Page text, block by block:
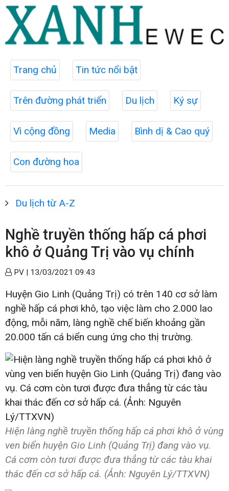
Trang chủ Tin tức nổi bật
Trên đường phát triển Du lịch Ký sự
Vì cộng đồng Media Bình dị & Cao quý
Con đường hoa
Du lịch từ A-Z
Nghề truyền thống hấp cá phơi
khô ở Quảng Trị vào vụ chính
PV | 13/03/2021 09:43
Huyện Gio Linh (Quảng Trị) có trên 140 cơ sở làm
nghề hấp cá phơi khô, tạo việc làm cho 2.000 lao
động, mỗi năm, làng nghề chế biến khoảng gần
20.000 tấn cá biển cung ứng cho thị trường.
Hiện làng nghề truyền thống hấp cá phơi khô ở vùng
ven biển huyện Gio Linh (Quảng Trị) đang vào vụ.
Cá cơm còn tươi được đưa thẳng từ các tàu khai
thác đến cơ sở hấp cá. (Ảnh: Nguyên Lý/TTXVN)